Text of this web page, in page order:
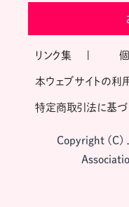
リンク集
本ウェブサイトの利
特定商取引法に基づ
Copyright (C)